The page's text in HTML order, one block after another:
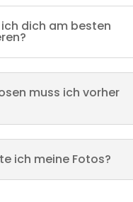
dich am besten
muss ich vorher
ich meine Fotos?